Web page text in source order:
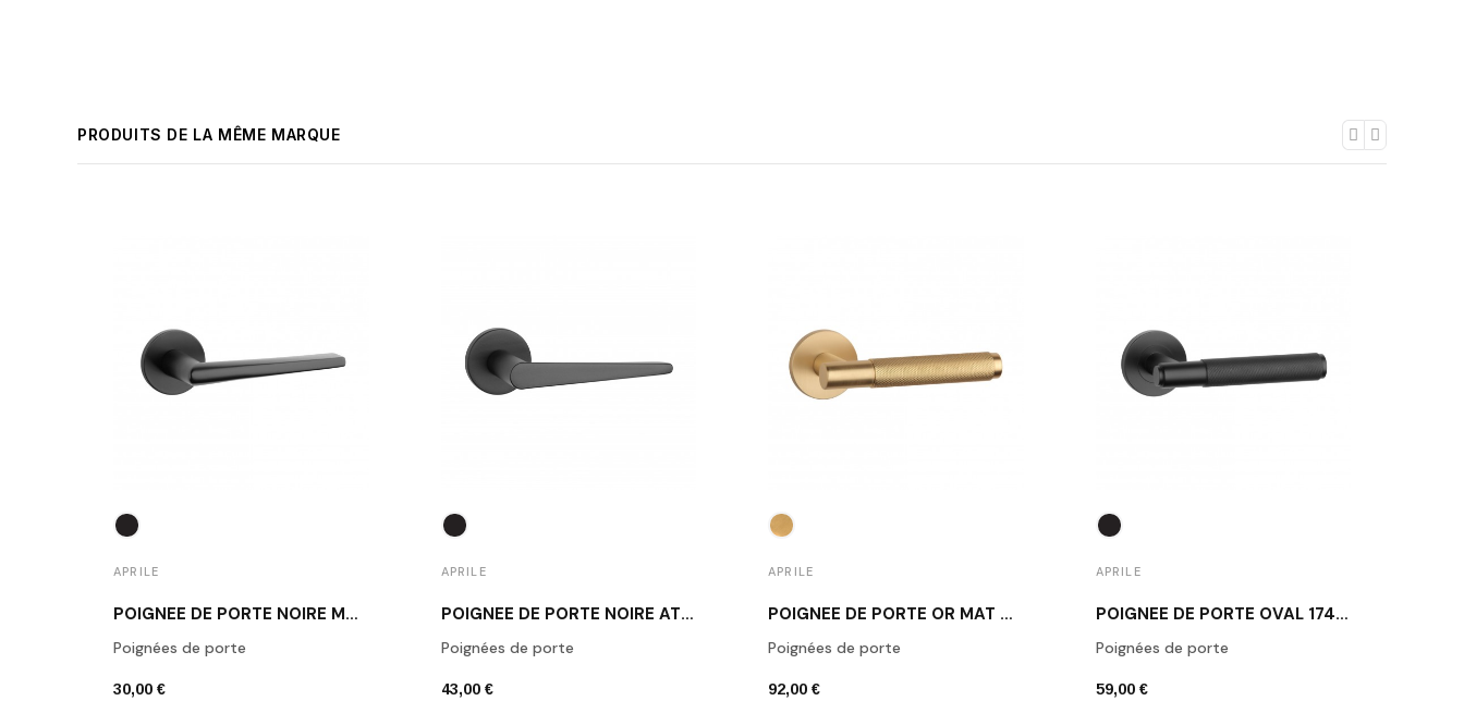
PRODUITS DE LA MÊME MARQUE
APRILE
POIGNÉE DE PORTE NOIRE MAT SALTA
Poignées de porte
30,00 €
APRILE
POIGNÉE DE PORTE NOIRE AT ARNICA R 7S BLACK
Poignées de porte
43,00 €
APRILE
POIGNÉE DE PORTE OR MAT MOLINIA
Poignées de porte
92,00 €
APRILE
POIGNÉE DE PORTE OVAL 1741 NOIR MAT
Poignées de porte
59,00 €